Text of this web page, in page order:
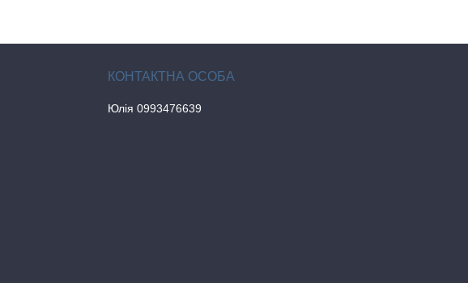
Юлія 0993476639